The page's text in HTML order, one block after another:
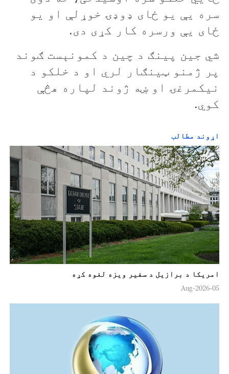
o
سره یې يو ځای ډوډۍ خوړلې او يو
ځای يې ورسره کار کړی دی.
شي جين پينګ د چين د کمونېست ګوند
پر ژمنو ټينګار لري او د خلکو د
نيکمرغۍ او ښه ژوند لپاره هڅې
کوي.
اړوند مطالب
امریکا د برازیل د سفیر ویزه لغوه کړه
05-Aug-2026